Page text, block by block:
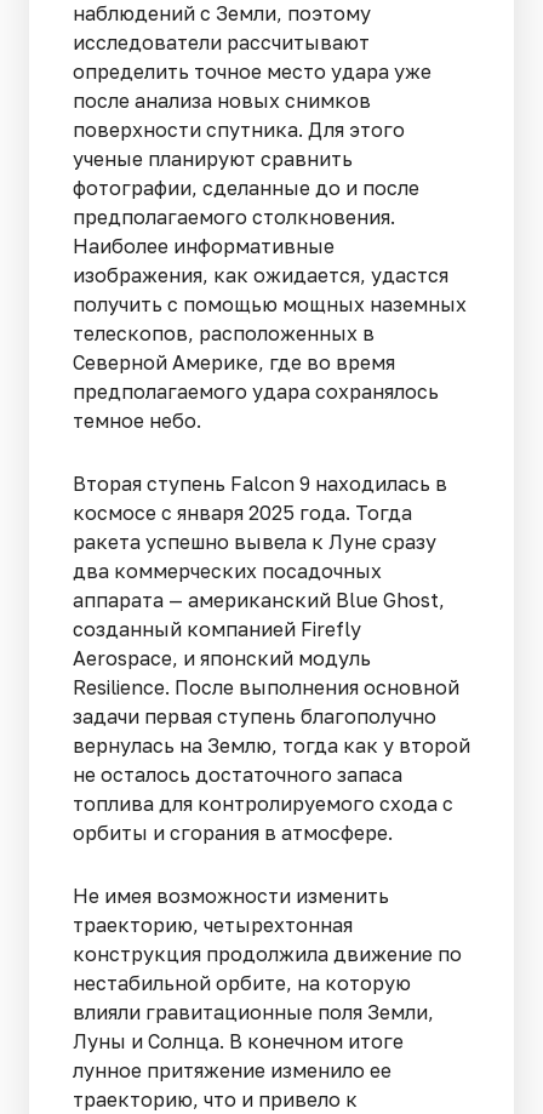
наблюдений с Земли, поэтому
исследователи рассчитывают
определить точное место удара уже
после анализа новых снимков
поверхности спутника. Для этого
ученые планируют сравнить
фотографии, сделанные до и после
предполагаемого столкновения.
Наиболее информативные
изображения, как ожидается, удастся
получить с помощью мощных наземных
телескопов, расположенных в
Северной Америке, где во время
предполагаемого удара сохранялось
темное небо.
Вторая ступень Falcon 9 находилась в
космосе с января 2025 года. Тогда
ракета успешно вывела к Луне сразу
два коммерческих посадочных
аппарата — американский Blue Ghost,
созданный компанией Firefly
Aerospace, и японский модуль
Resilience. После выполнения основной
задачи первая ступень благополучно
вернулась на Землю, тогда как у второй
не осталось достаточного запаса
топлива для контролируемого схода с
орбиты и сгорания в атмосфере.
Не имея возможности изменить
траекторию, четырехтонная
конструкция продолжила движение по
нестабильной орбите, на которую
влияли гравитационные поля Земли,
Луны и Солнца. В конечном итоге
лунное притяжение изменило ее
траекторию, что и привело к